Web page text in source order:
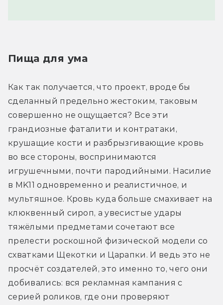
Пища для ума
Как так получается, что проект, вроде бы
сделанный предельно жестоким, таковым
совершенно не ощущается? Все эти
грандиозные фаталити и контратаки,
крушащие кости и разбрызгивающие кровь
во все стороны, воспринимаются
игрушечными, почти пародийными. Насилие
в MK11 одновременно и реалистичное, и
мультяшное. Кровь куда больше смахивает на
клюквенный сироп, а увесистые удары
тяжёлыми предметами сочетают все
прелести роскошной физической модели со
схватками Щекотки и Царапки. И ведь это не
просчёт создателей, это именно то, чего они
добивались: вся рекламная кампания с
серией роликов, где они проверяют